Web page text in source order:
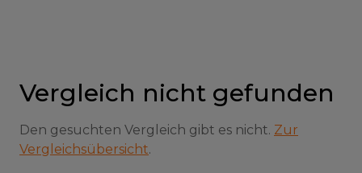
Vergleich nicht gefunden
Den gesuchten Vergleich gibt es nicht. Zur
Vergleichsübersicht.